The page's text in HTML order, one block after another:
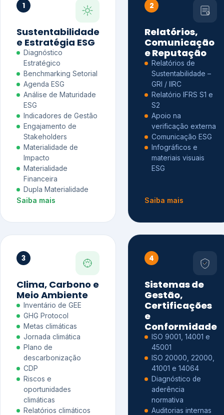
1
Sustentabilidade
e Estratégia ESG
Diagnóstico
Estratégico
Benchmarking Setorial
Agenda ESG
Análise de Maturidade
ESG
Indicadores de Gestão
Engajamento de
Stakeholders
Materialidade de
Impacto
Materialidade
Financeira
Dupla Materialidade
Saiba mais
2
Relatórios,
Comunicação
e Reputação
Relatórios de
Sustentabilidade –
GRI / IIRC
Relatório IFRS S1 e
S2
Apoio na
verificação externa
Comunicação ESG
Infográficos e
materiais visuais
ESG
Saiba mais
3
Clima, Carbono e
Meio Ambiente
Inventário de GEE
GHG Protocol
Metas climáticas
Jornada climática
Plano de
descarbonização
CDP
Riscos e
oportunidades
climáticas
Relatórios climáticos
4
Sistemas de
Gestão,
Certificações
e
Conformidade
ISO 9001, 14001 e
45001
ISO 20000, 22000,
41001 e 14064
Diagnóstico de
aderência
normativa
Auditorias internas